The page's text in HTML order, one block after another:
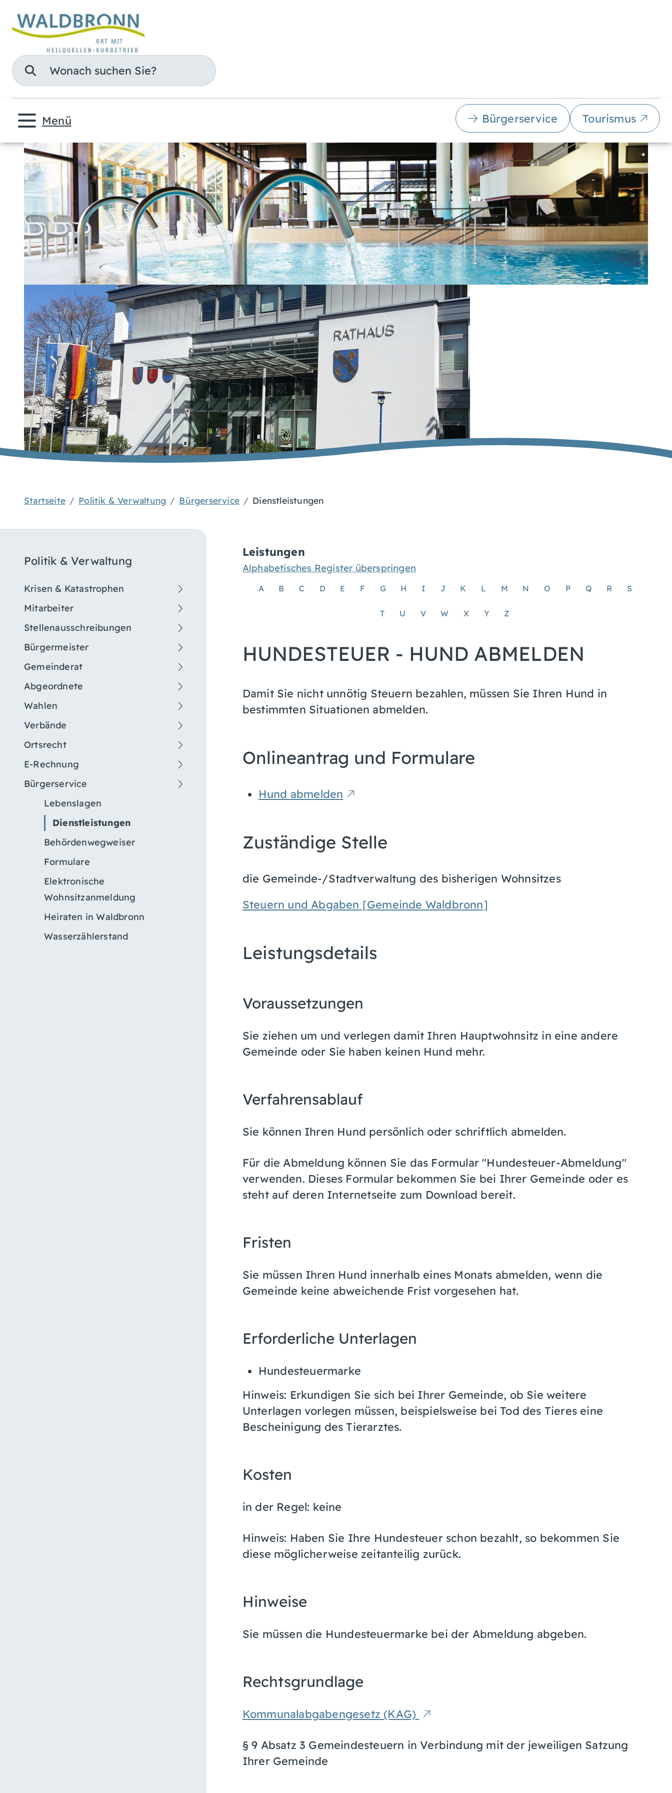
Suche
Menü Bürgerservice Tourismus
Startseite Politik & Verwaltung Bürgerservice Dienstleistungen
Politik & Verwaltung
Krisen & Katastrophen
Mitarbeiter
Stellenausschreibungen
Bürgermeister
Gemeinderat
Abgeordnete
Wahlen
Verbände
Ortsrecht
E-Rechnung
Bürgerservice
Lebenslagen
Dienstleistungen
Behördenwegweiser
Formulare
Elektronische
Wohnsitzanmeldung
Heiraten in Waldbronn
Wasserzählerstand
Leistungen
Alphabetisches Register überspringen
A B C D E F G H I J K L M N O P Q R S
T U V W X Y Z
HUNDESTEUER - HUND ABMELDEN
Damit Sie nicht unnötig Steuern bezahlen, müssen Sie Ihren Hund in
bestimmten Situationen abmelden.
Onlineantrag und Formulare
Hund abmelden
Zuständige Stelle
die Gemeinde-/Stadtverwaltung des bisherigen Wohnsitzes
Steuern und Abgaben [Gemeinde Waldbronn]
Leistungsdetails
Voraussetzungen
Sie ziehen um und verlegen damit Ihren Hauptwohnsitz in eine andere
Gemeinde oder Sie haben keinen Hund mehr.
Verfahrensablauf
Sie können Ihren Hund persönlich oder schriftlich abmelden.
Für die Abmeldung können Sie das Formular "Hundesteuer-Abmeldung"
verwenden. Dieses Formular bekommen Sie bei Ihrer Gemeinde oder es
steht auf deren Internetseite zum Download bereit.
Fristen
Sie müssen Ihren Hund innerhalb eines Monats abmelden, wenn die
Gemeinde keine abweichende Frist vorgesehen hat.
Erforderliche Unterlagen
Hundesteuermarke
Hinweis: Erkundigen Sie sich bei Ihrer Gemeinde, ob Sie weitere
Unterlagen vorlegen müssen, beispielsweise bei Tod des Tieres eine
Bescheinigung des Tierarztes.
Kosten
in der Regel: keine
Hinweis: Haben Sie Ihre Hundesteuer schon bezahlt, so bekommen Sie
diese möglicherweise zeitanteilig zurück.
Hinweise
Sie müssen die Hundesteuermarke bei der Abmeldung abgeben.
Rechtsgrundlage
Kommunalabgabengesetz (KAG)
§ 9 Absatz 3 Gemeindesteuern in Verbindung mit der jeweiligen Satzung
Ihrer Gemeinde